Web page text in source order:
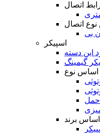
اتصال
اتصال
اسپیکر
این دسته
گیمینگ
اساس نوع
حمل
اساس برند